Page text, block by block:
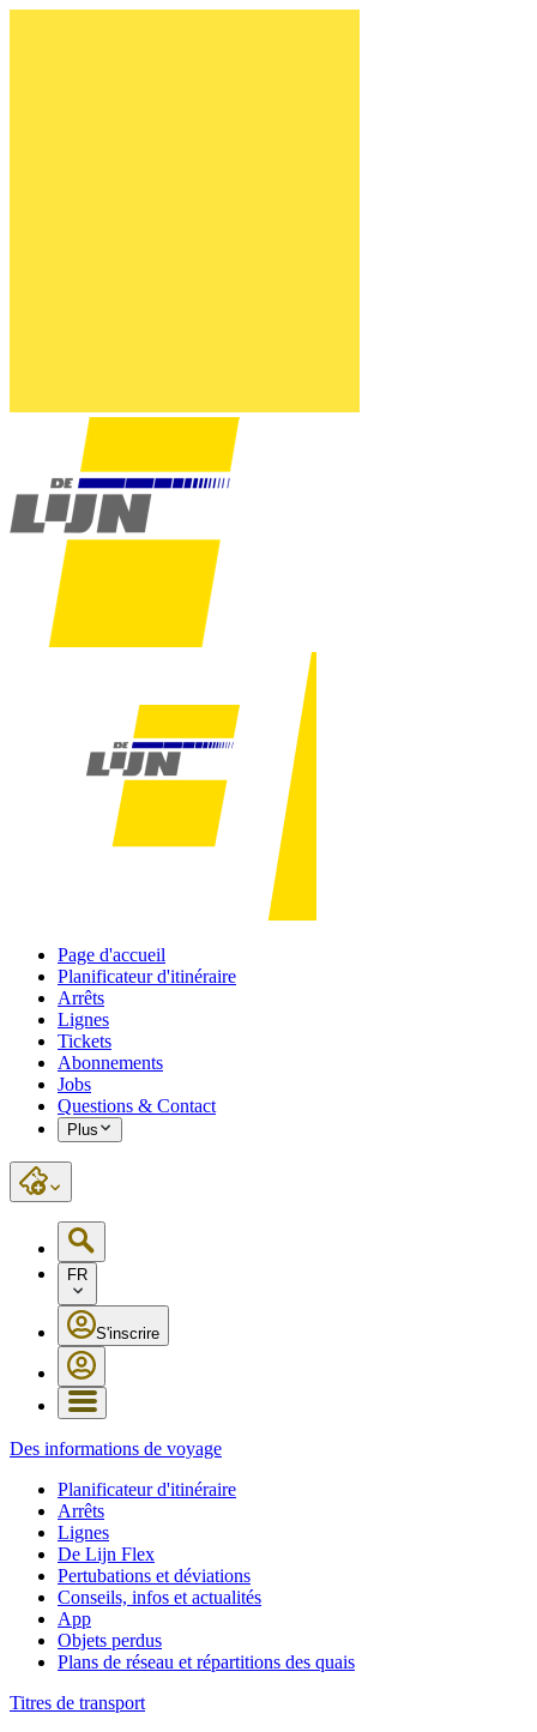
Page d'accueil
Planificateur d'itinéraire
Arrêts
Lignes
Tickets
Abonnements
Jobs
Questions & Contact
Plus
FR
S'inscrire
Des informations de voyage
Planificateur d'itinéraire
Arrêts
Lignes
De Lijn Flex
Pertubations et déviations
Conseils, infos et actualités
App
Objets perdus
Plans de réseau et répartitions des quais
Titres de transport